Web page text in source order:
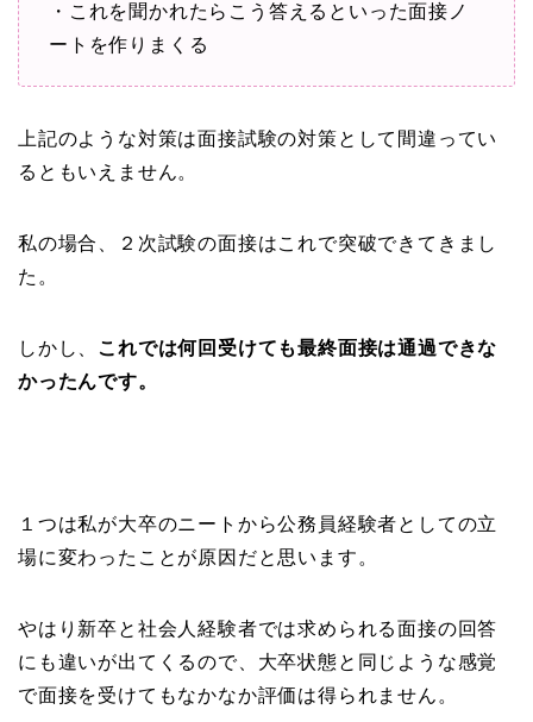
・これを聞かれたらこう答えるといった面接ノ
ートを作りまくる
上記のような対策は面接試験の対策として間違ってい
るともいえません。
私の場合、２次試験の面接はこれで突破できてきまし
た。
しかし、
これでは何回受けても最終面接は通過できな
かったんです。
１つは私が大卒のニートから公務員経験者としての立
場に変わったことが原因だと思います。
やはり新卒と社会人経験者では求められる面接の回答
にも違いが出てくるので、大卒状態と同じような感覚
で面接を受けてもなかなか評価は得られません。